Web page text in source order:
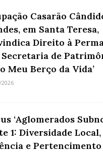
Casarão
em Santa Teresa,
Direito à
de
Meu Berço da Vida’
2026
‘Aglomerados
1: Diversidade Local,
e Pertencimento